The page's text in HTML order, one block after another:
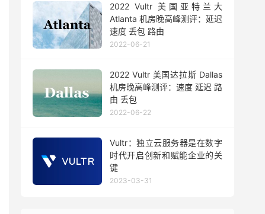
2022 Vultr 美国亚特兰大
Atlanta 机房晚高峰测评：延迟
速度 丢包 路由
2022-06-21
2022 Vultr 美国达拉斯 Dallas
机房晚高峰测评：速度 延迟 路
由 丢包
2022-06-22
Vultr：独立云服务器是在数字
时代开启创新和赋能企业的关
键
2023-03-31